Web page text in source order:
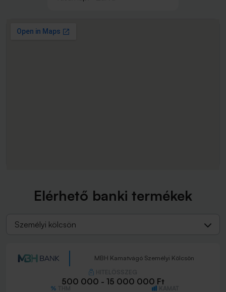
Elérhető banki termékek
Személyi kölcsön
MBH Kamatvágó Személyi Kölcsön
500 000 - 15 000 000 Ft